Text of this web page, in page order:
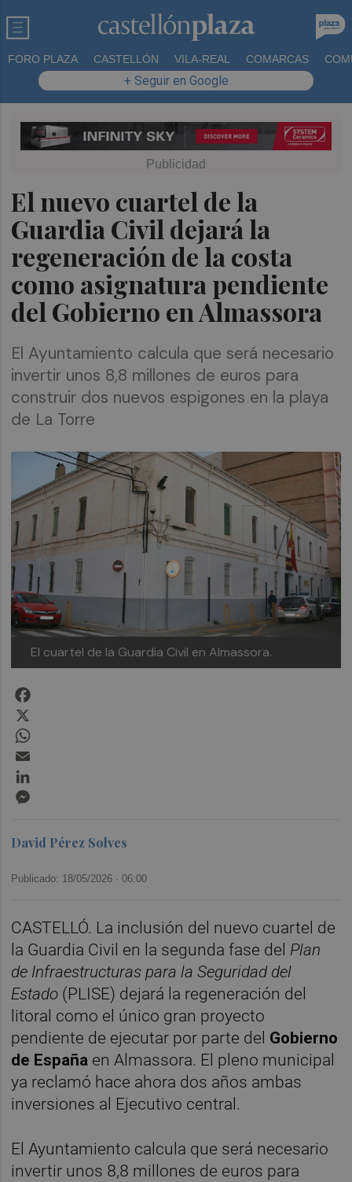
FORO PLAZA CASTELLÓN VILA-REAL COMARCAS
+ Seguir en Google
El nuevo cuartel de la
Guardia Civil dejará la
regeneración de la costa
como asignatura pendiente
del Gobierno en Almassora
El Ayuntamiento calcula que será necesario
invertir unos 8,8 millones de euros para
construir dos nuevos espigones en la playa
de La Torre
El cuartel de la Guardia Civil en Almassora.
David Pérez Solves
Publicado: 18/05/2026 ·06:00
CASTELLÓ. La inclusión del nuevo cuartel de
la Guardia Civil en la segunda fase del Plan
de Infraestructuras para la Seguridad del
Estado (PLISE) dejará la regeneración del
litoral como el único gran proyecto
pendiente de ejecutar por parte del Gobierno
de España en Almassora. El pleno municipal
ya reclamó hace ahora dos años ambas
inversiones al Ejecutivo central.
El Ayuntamiento calcula que será necesario
invertir unos 8,8 millones de euros para